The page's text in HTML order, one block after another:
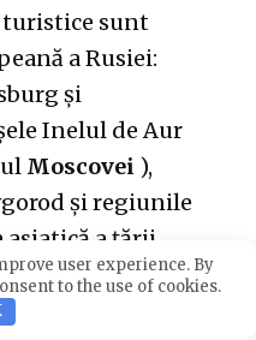
turistice sunt
a Rusiei:
și
Inelul de Aur
Moscovei ),
și regiunile
a țării,
din Siberia,
Kamchatka și
user experience. By
to the use of cookies.